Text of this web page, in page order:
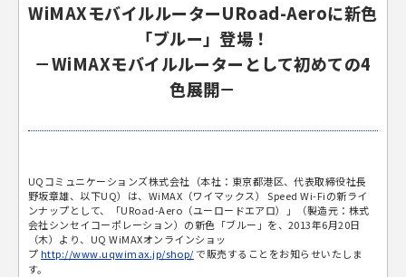
WiMAXモバイルルーターURoad-Aeroに新色
「ブルー」登場！
－WiMAXモバイルルーターとして初めての4
色展開－
UQコミュニケーションズ株式会社（本社：東京都港区、代表取締役社長
野坂章雄、以下UQ）は、WiMAX（ワイマックス） Speed Wi-Fiの新ライ
ンナップとして、「URoad-Aero（ユーロードエアロ）」（製造元：株式
会社シンセイコーポレーション）の新色「ブルー」を、2013年6月20日
（木）より、UQ WiMAXオンラインショッ
プhttp://www.uqwimax.jp/shop/ で販売することをお知らせいたしま
す。